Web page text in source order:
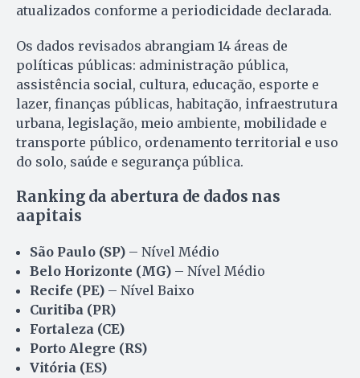
atualizados conforme a periodicidade declarada.
Os dados revisados abrangiam 14 áreas de
políticas públicas: administração pública,
assistência social, cultura, educação, esporte e
lazer, finanças públicas, habitação, infraestrutura
urbana, legislação, meio ambiente, mobilidade e
transporte público, ordenamento territorial e uso
do solo, saúde e segurança pública.
Ranking da abertura de dados nas
aapitais
São Paulo (SP) – Nível Médio
Belo Horizonte (MG) – Nível Médio
Recife (PE) – Nível Baixo
Curitiba (PR)
Fortaleza (CE)
Porto Alegre (RS)
Vitória (ES)